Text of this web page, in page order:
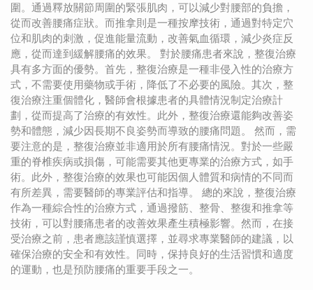
圍。通過釋放關節周圍的緊張肌肉，可以減少對腰部的負擔，
從而改善腰痛症狀。而推拿則是一種按摩技術，通過對特定穴
位和肌肉的刺激，促進能量流動，改善氣血循環，減少炎症反
應，從而達到緩解腰痛的效果。 對於腰痛患者來說，整復治療
具有多方面的優勢。首先，整復治療是一種非侵入性的治療方
式，不需要使用藥物或手術，降低了不必要的風險。其次，整
復治療注重個體化，醫師會根據患者的具體情況制定治療計
劃，從而提高了治療的有效性。此外，整復治療還能夠改善姿
勢和體態，減少因長期不良姿勢而導致的腰痛問題。 然而，需
要注意的是，整復治療並非適用於所有腰痛情況。對於一些嚴
重的脊椎疾病或損傷，可能需要其他更專業的治療方式，如手
術。此外，整復治療的效果也可能因個人體質和病情的不同而
有所差異，需要醫師的專業評估和指導。 總的來說，整復治療
作為一種綜合性的治療方式，通過撥筋、整骨、整復和推拿等
技術，可以對腰痛患者的改善效果產生積極影響。然而，在接
受治療之前，患者應該謹慎選擇，並尋求專業醫師的建議，以
確保治療的安全和有效性。同時，保持良好的生活習慣和適度
的運動，也是預防腰痛的重要手段之一。